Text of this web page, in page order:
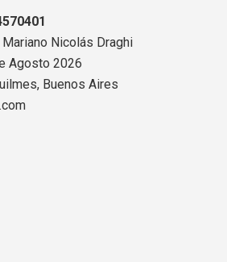
Nicolás Draghi
Agosto 2026
Buenos Aires